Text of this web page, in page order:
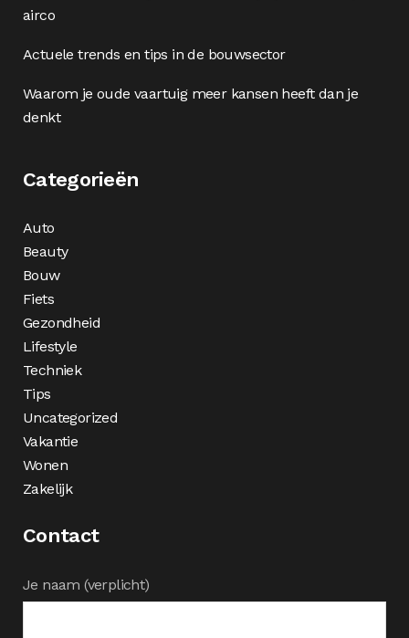
airco
Actuele trends en tips in de bouwsector
Waarom je oude vaartuig meer kansen heeft dan je
denkt
Categorieën
Auto
Beauty
Bouw
Fiets
Gezondheid
Lifestyle
Techniek
Tips
Uncategorized
Vakantie
Wonen
Zakelijk
Contact
Je naam (verplicht)